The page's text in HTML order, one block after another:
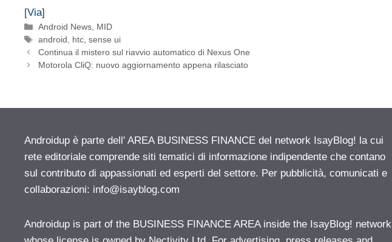
[Via]
Categorie
Android News, MID
Tag
android, htc,sense ui
Continua il mistero sul riavvio automatico di Nexus One
Motorola CliQ: nuovo aggiornamento appena rilasciato
Androidup è parte dell' AREA BUSINESS FINANCE del network IsayBlog! la cui
rete editoriale comprende siti tematici di informazione indipendente che contano
sul contributo di appassionati ed esperti del settore. Per pubblicità, comunicati e
collaborazioni: info@isayblog.com
Androidup is part of the BUSINESS FINANCE AREA inside the IsayBlog! network